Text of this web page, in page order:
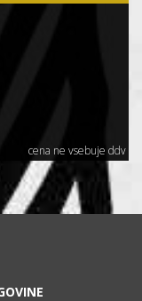
cena ne vsebuje ddv